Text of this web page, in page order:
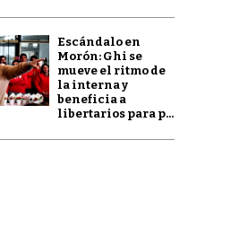
Escándalo en
Morón: Ghi se
mueve el ritmo de
la interna y
beneficia a
libertarios para p...